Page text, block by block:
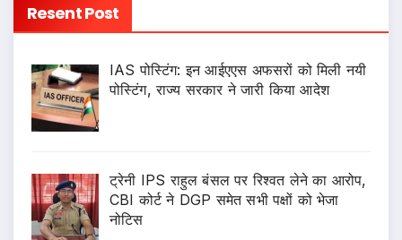
Resent Post
IAS पोस्टिंग: इन आईएएस अफसरों को मिली नयी
पोस्टिंग, राज्य सरकार ने जारी किया आदेश
ट्रेनी IPS राहुल बंसल पर रिश्वत लेने का आरोप,
CBI कोर्ट ने DGP समेत सभी पक्षों को भेजा
नोटिस